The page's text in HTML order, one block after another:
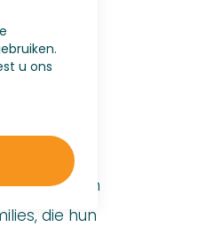
u ons
gelegen
die hun